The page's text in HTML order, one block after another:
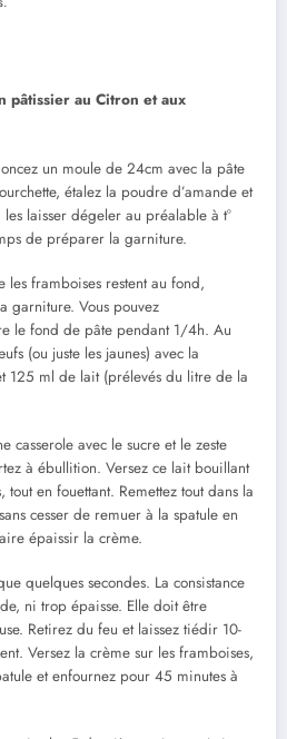
pâtissier au Citron et aux
un moule de 24cm avec la pâte
étalez la poudre d’amande et
laisser dégeler au préalable à t°
de préparer la garniture.
les framboises restent au fond,
garniture. Vous pouvez
le fond de pâte pendant 1/4h. Au
(ou juste les jaunes) avec la
125 ml de lait (prélevés du litre de la
casserole avec le sucre et le zeste
à ébullition. Versez ce lait bouillant
en fouettant. Remettez tout dans la
cesser de remuer à la spatule en
épaissir la crème.
quelques secondes. La consistance
ni trop épaisse. Elle doit être
Retirez du feu et laissez tiédir 10-
Versez la crème sur les framboises,
et enfournez pour 45 minutes à